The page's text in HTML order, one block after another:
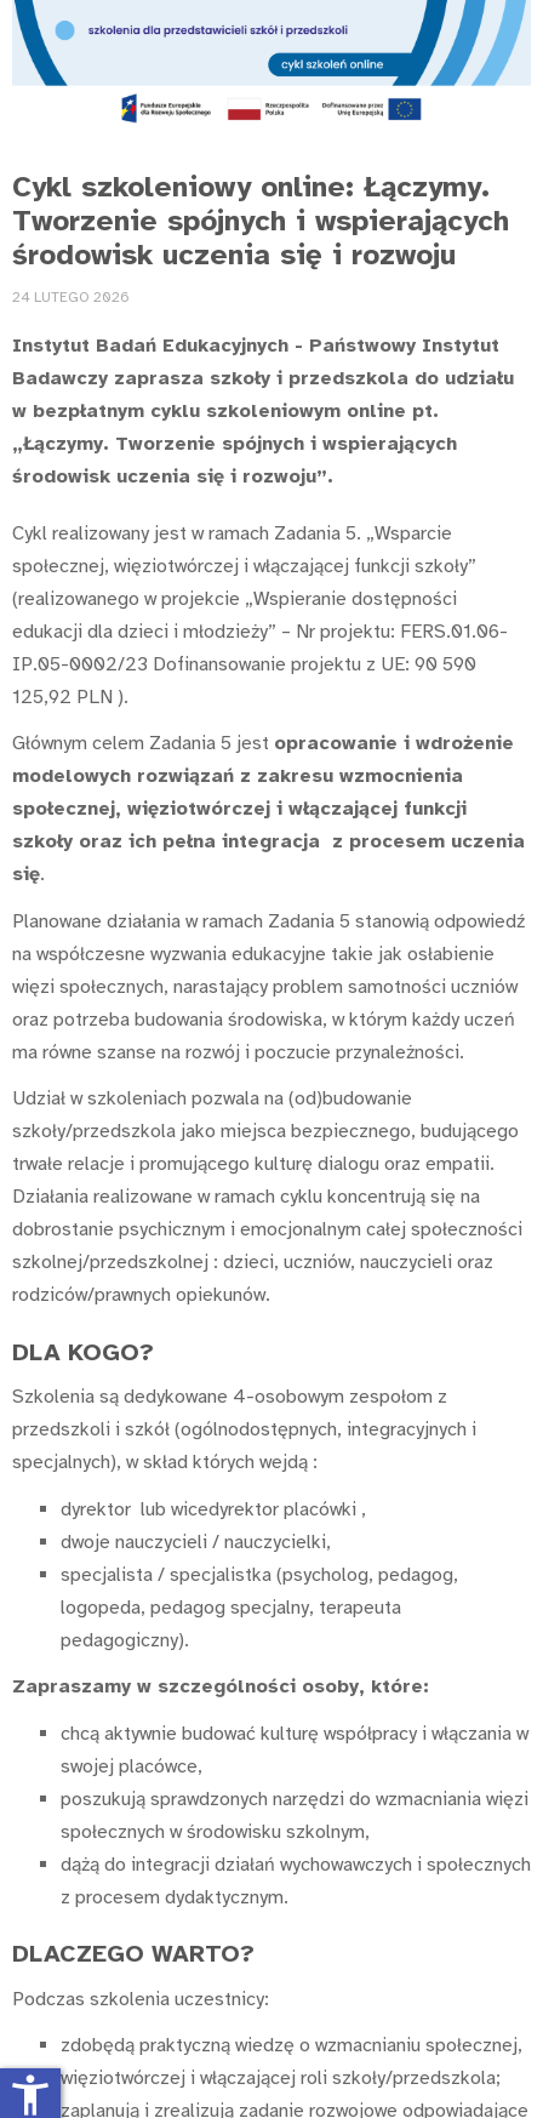
Cykl szkoleniowy online: Łączymy.
Tworzenie spójnych i wspierających
środowisk uczenia się i rozwoju
24 LUTEGO 2026
Instytut Badań Edukacyjnych - Państwowy Instytut
Badawczy zaprasza szkoły i przedszkola do udziału
w bezpłatnym cyklu szkoleniowym online pt.
„Łączymy. Tworzenie spójnych i wspierających
środowisk uczenia się i rozwoju”.
Cykl realizowany jest w ramach Zadania 5. „Wsparcie
społecznej, więziotwórczej i włączającej funkcji szkoły”
(realizowanego w projekcie „Wspieranie dostępności
edukacji dla dzieci i młodzieży” – Nr projektu: FERS.01.06-
IP.05-0002/23 Dofinansowanie projektu z UE: 90 590
125,92 PLN ).
Głównym celem Zadania 5 jest opracowanie i wdrożenie
modelowych rozwiązań z zakresu wzmocnienia
społecznej, więziotwórczej i włączającej funkcji
szkoły oraz ich pełna integracja z procesem uczenia
się.
Planowane działania w ramach Zadania 5 stanowią odpowiedź
na współczesne wyzwania edukacyjne takie jak osłabienie
więzi społecznych, narastający problem samotności uczniów
oraz potrzeba budowania środowiska, w którym każdy uczeń
ma równe szanse na rozwój i poczucie przynależności.
Udział w szkoleniach pozwala na (od)budowanie
szkoły/przedszkola jako miejsca bezpiecznego, budującego
trwałe relacje i promującego kulturę dialogu oraz empatii.
Działania realizowane w ramach cyklu koncentrują się na
dobrostanie psychicznym i emocjonalnym całej społeczności
szkolnej/przedszkolnej : dzieci, uczniów, nauczycieli oraz
rodziców/prawnych opiekunów.
DLA KOGO?
Szkolenia są dedykowane 4-osobowym zespołom z
przedszkoli i szkół (ogólnodostępnych, integracyjnych i
specjalnych), w skład których wejdą :
dyrektor lub wicedyrektor placówki ,
dwoje nauczycieli / nauczycielki,
specjalista / specjalistka (psycholog, pedagog,
logopeda, pedagog specjalny, terapeuta
pedagogiczny).
Zapraszamy w szczególności osoby, które:
chcą aktywnie budować kulturę współpracy i włączania w
swojej placówce,
poszukują sprawdzonych narzędzi do wzmacniania więzi
społecznych w środowisku szkolnym,
dążą do integracji działań wychowawczych i społecznych
z procesem dydaktycznym.
DLACZEGO WARTO?
Podczas szkolenia uczestnicy:
zdobędą praktyczną wiedzę o wzmacnianiu społecznej,
więziotwórczej i włączającej roli szkoły/przedszkola;
zaplanują i zrealizują zadanie rozwojowe odpowiadające
accessibility_new